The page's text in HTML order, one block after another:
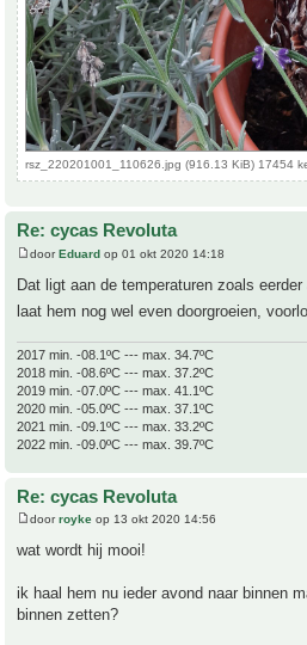
rsz_220201001_110626.jpg (916.13 KiB) 17454
Re: cycas Revoluta
doorEduard op 01 okt 2020 14:18
Dat ligt aan de temperaturen zoals
laat hem nog wel even doorgroeien,
2017 min. -08.1ºC --- max. 34.7ºC
2018 min. -08.6ºC --- max. 37.2ºC
2019 min. -07.0ºC --- max. 41.1ºC
2020 min. -05.0ºC --- max. 37.1ºC
2021 min. -09.1ºC --- max. 33.2ºC
2022 min. -09.0ºC --- max. 39.7ºC
Re: cycas Revoluta
doorroyke op 13 okt 2020 14:56
wat wordt hij mooi!
ik haal hem nu ieder avond naar binnen
binnen zetten?